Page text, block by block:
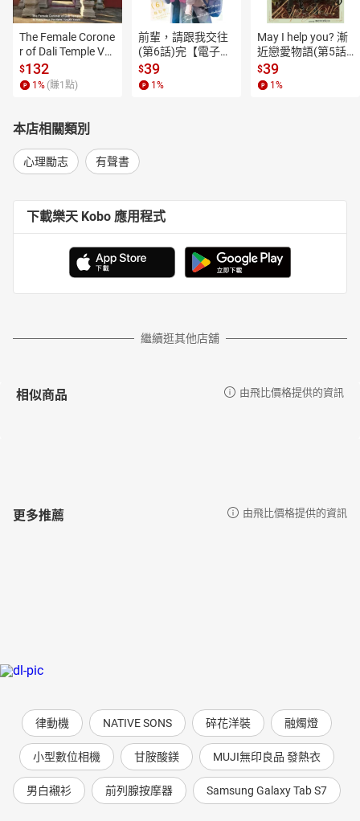
The Female Corone
r of Dali Temple Vo
l.6【有聲書】
$132
1 % (賺1 點)
前輩，請跟我交往
(第6話)完【電子
書】
$39
1 %
May I help you? 漸
近戀愛物語(第5話)
【電子書】
$39
1 %
本店相關類別
心理勵志 有聲書
下載樂天 Kobo 應用程式
繼續逛其他店舖
相似商品 由飛比價格提供的資訊
更多推薦 由飛比價格提供的資訊
律動機 NATIVE SONS 碎花洋裝 融燭燈
小型數位相機 甘胺酸鎂 MUJI無印良品 發熱衣
男白襯衫 前列腺按摩器 Samsung Galaxy Tab S7